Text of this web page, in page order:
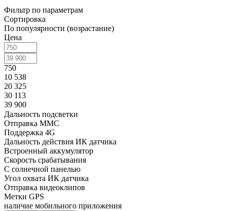
Фильтр по параметрам
Сортировка
По популярности (возрастание)
Цена
750
10 538
20 325
30 113
39 900
Дальность подсветки
Отправка ММС
Поддержка 4G
Дальность действия ИК датчика
Встроенный аккумулятор
Скорость срабатывания
С солнечной панелью
Угол охвата ИК датчика
Отправка видеоклипов
Метки GPS
наличие мобильного приложения